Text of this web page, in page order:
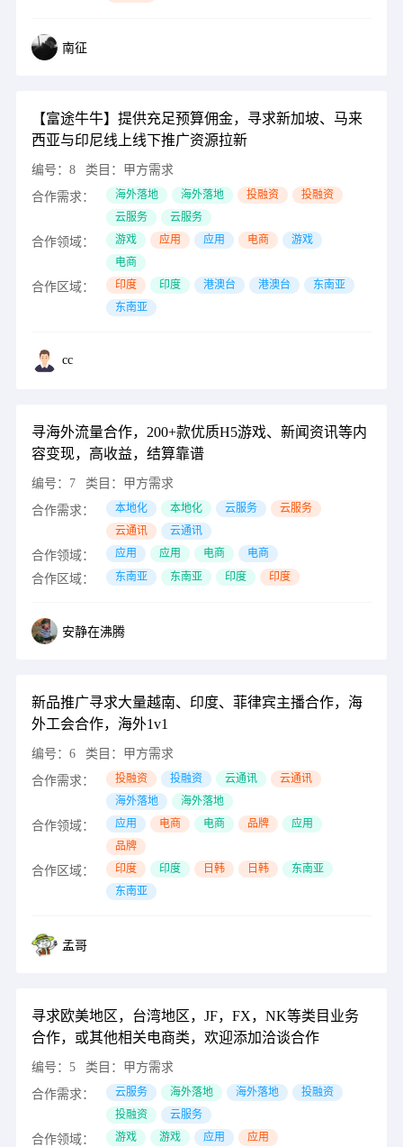
南征
【富途牛牛】提供充足预算佣金，寻求新加坡、马来
西亚与印尼线上线下推广资源拉新
编号： 8 类目： 甲方需求
合作需求：
海外落地 海外落地 投融资
投融资
云服务
云服务
合作领域： 游戏 应用 应用 电商
游戏
电商
合作区域： 印度 印度 港澳台 港澳台
东南亚
东南亚
cc
寻海外流量合作，200+款优质H5游戏、新闻资讯等内
容变现，高收益，结算靠谱
编号： 7 类目： 甲方需求
合作需求：
本地化 本地化 云服务
云服务
云通讯
云通讯
合作领域： 应用 应用 电商 电商
合作区域： 东南亚 东南亚 印度 印度
安静在沸腾
新品推广寻求大量越南、印度、菲律宾主播合作，海
外工会合作，海外1v1
编号： 6 类目： 甲方需求
合作需求：
投融资 投融资 云通讯
云通讯
海外落地
海外落地
合作领域： 应用 电商 电商 品牌
应用
品牌
合作区域： 印度 印度 日韩 日韩
东南亚
东南亚
孟哥
寻求欧美地区，台湾地区，JF，FX，NK等类目业务
合作，或其他相关电商类，欢迎添加洽谈合作
编号： 5 类目： 甲方需求
合作需求：
云服务 海外落地 海外落地
投融资
投融资
云服务
合作领域： 游戏 游戏 应用 应用